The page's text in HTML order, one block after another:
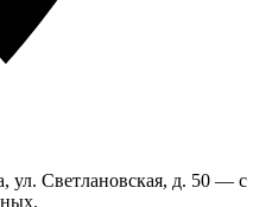
Светлановская, д. 50 — с